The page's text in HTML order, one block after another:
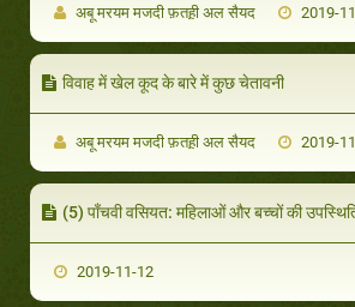
अबू मरयम मजदी फ़तह़ी अल सैयद 2019-
विवाह में खेल कूद के बारे में कुछ चेतावनी
अबू मरयम मजदी फ़तह़ी अल सैयद 2019-
(5) पाँचवी वसियत: महिलाओं और बच्चों की उपस्थिति
2019-11-12